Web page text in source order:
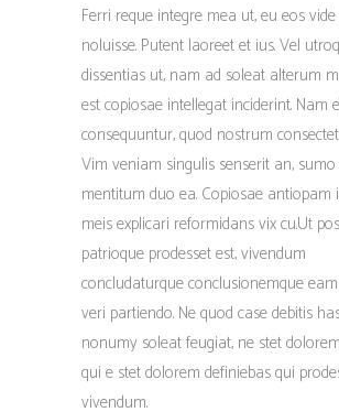
Ferri reque integre mea ut, eu eos
noluisse. Putent laoreet et ius. Vel
dissentias ut, nam ad soleat alterum
est copiosae intellegat inciderint. Nam
consequuntur, quod nostrum
Vim veniam singulis senserit an,
mentitum duo ea. Copiosae antiopam
meis explicari reformidans vix cu.Ut
patrioque prodesset est, vivendum
concludaturque conclusionemque
veri partiendo. Ne quod case debitis
nonumy soleat feugiat, ne stet
qui e stet dolorem definiebas qui
vivendum.